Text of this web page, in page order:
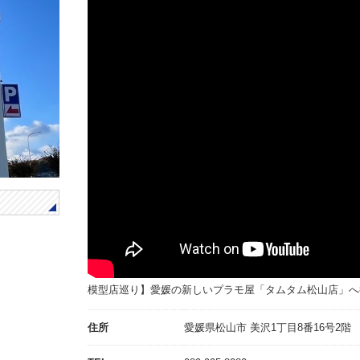
模型店巡り】愛媛の新しいプラモ屋「タムタム松山店」へ
住所 愛媛県松山市 美沢1丁目8番16号2階